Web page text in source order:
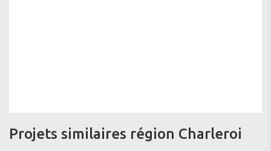
Projets similaires région Charleroi